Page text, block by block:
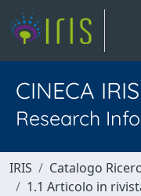
CINECA IRIS
Research
IRIS Catalogo
1.1 Articolo in